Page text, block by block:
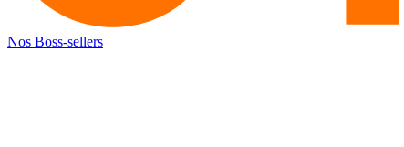
Nos Boss-sellers